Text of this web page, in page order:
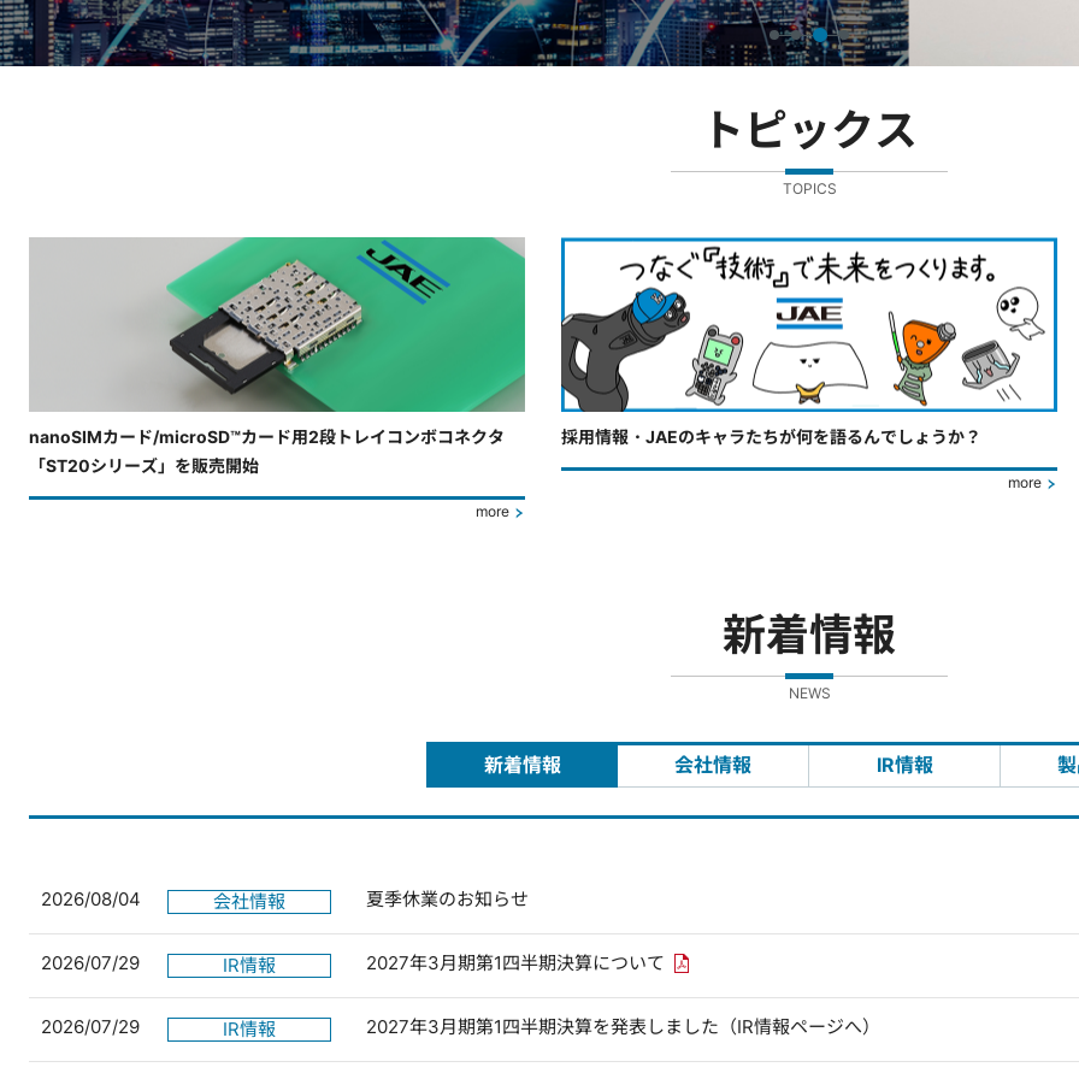
トピックス
TOPICS
nanoSIMカード/microSD™カード用2段トレイコンボコネクタ
「ST20シリーズ」を販売開始
more
採用情報・JAEのキャラたちが何を語るんでしょうか？
more
新着情報
NEWS
新着情報 会社情報 IR情報
2026/08/04 会社情報 夏季休業のお知らせ
2026/07/29 IR情報 2027年3月期第1四半期決算について PDFリンクを新しいウィンドウで開きます
2026/07/29 IR情報 2027年3月期第1四半期決算を発表しました（IR情報ページへ）